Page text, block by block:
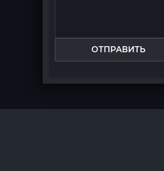
ОТПРАВИТЬ